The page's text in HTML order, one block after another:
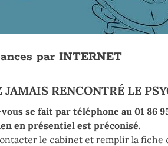
par INTERNET
JAMAIS RENCONTRÉ LE
se fait par téléphone au 01 86
en présentiel est préconisé.
le cabinet et remplir la